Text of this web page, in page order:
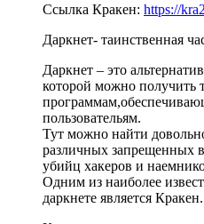
Ссылка Кракен: https://
Даркнет- таинственная
Даркнет – это
которой можно получить
пользовательям.
Тут можно найти
различных запрещенных
убийц хакеров и
Одним из наиболее
даркнете является Кракен.